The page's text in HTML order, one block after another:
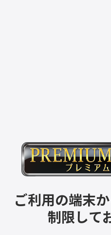
ご利用の端末
制限して